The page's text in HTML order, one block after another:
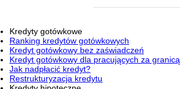
Kredyty gotówkowe
Ranking kredytów gotówkowych
Kredyt gotówkowy bez zaświadczeń
Kredyt gotówkowy dla pracujących za granicą
Jak nadpłacić kredyt?
Restrukturyzacja kredytu